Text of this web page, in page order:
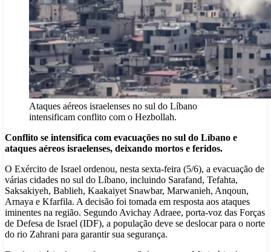
Ataques aéreos israelenses no sul do Líbano
intensificam conflito com o Hezbollah.
Conflito se intensifica com evacuações no sul do Líbano e
ataques aéreos israelenses, deixando mortos e feridos.
O Exército de Israel ordenou, nesta sexta-feira (5/6), a evacuação de
várias cidades no sul do Líbano, incluindo Sarafand, Tefahta,
Saksakiyeh, Bablieh, Kaakaiyet Snawbar, Marwanieh, Anqoun,
Arnaya e Kfarfila. A decisão foi tomada em resposta aos ataques
iminentes na região. Segundo Avichay Adraee, porta-voz das Forças
de Defesa de Israel (IDF), a população deve se deslocar para o norte
do rio Zahrani para garantir sua segurança.